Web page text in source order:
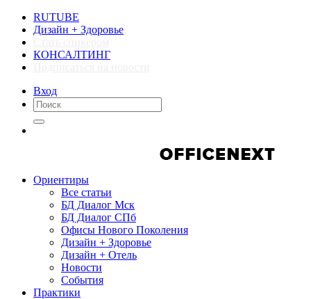
RUTUBE
Дизайн + Здоровье
КОНСАЛТИНГ
Вход
Ориентиры
Все статьи
БД Диалог Мск
БД Диалог СПб
Офисы Нового Поколения
Дизайн + Здоровье
Дизайн + Отель
Новости
События
Практики